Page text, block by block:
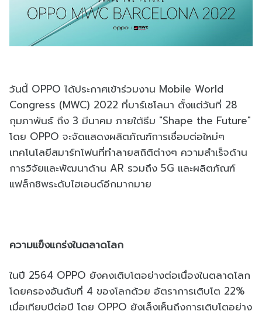
วันนี้ OPPO ได้ประกาศเข้าร่วมงาน Mobile World
Congress (MWC) 2022 ที่บาร์เซโลนา ตั้งแต่วันที่ 28
กุมภาพันธ์ ถึง 3 มีนาคม ภายใต้ธีม "Shape the Future"
โดย OPPO จะจัดแสดงผลิตภัณฑ์การเชื่อมต่อใหม่ๆ
เทคโนโลยีสมาร์ทโฟนที่ทำลายสถิติต่างๆ ความสำเร็จด้าน
การวิจัยและพัฒนาด้าน AR รวมถึง 5G และผลิตภัณฑ์
แฟล็กชิพระดับไฮเอนด์อีกมากมาย
ความแข็งแกร่งในตลาดโลก
ในปี 2564 OPPO ยังคงเติบโตอย่างต่อเนื่องในตลาดโลก
โดยครองอันดับที่ 4 ของโลกด้วย อัตราการเติบโต 22%
เมื่อเทียบปีต่อปี โดย OPPO ยังเล็งเห็นถึงการเติบโตอย่าง